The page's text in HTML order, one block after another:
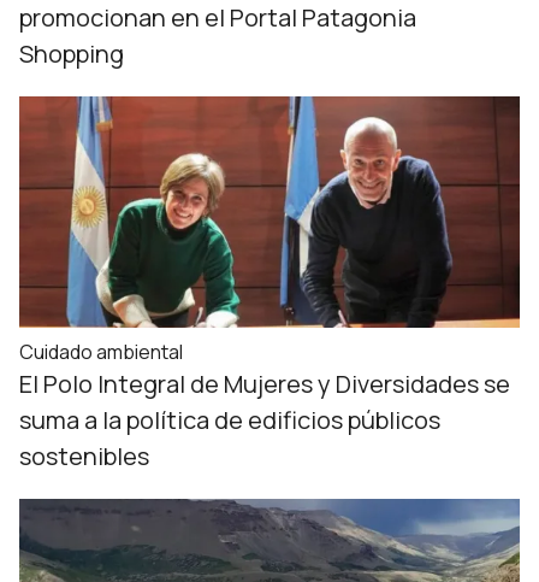
promocionan en el Portal Patagonia
Shopping
Cuidado ambiental
El Polo Integral de Mujeres y Diversidades se
suma a la política de edificios públicos
sostenibles